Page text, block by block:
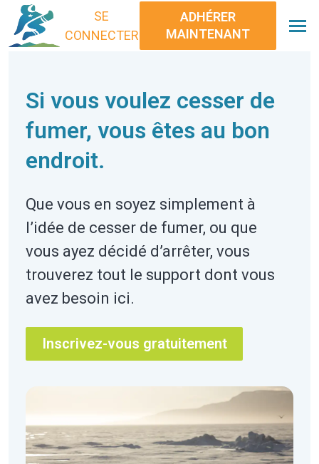
SE
CONNECTER
ADHÉRER
MAINTENANT
Si vous voulez cesser de
fumer, vous êtes au bon
endroit.
Que vous en soyez simplement à
l’idée de cesser de fumer, ou que
vous ayez décidé d’arrêter, vous
trouverez tout le support dont vous
avez besoin ici.
Inscrivez-vous gratuitement